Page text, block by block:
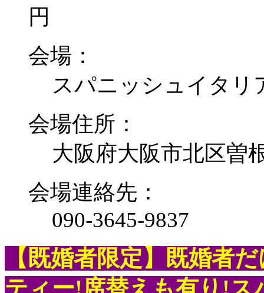
円
会場：
スパニッシュイタリ
会場住所：
大阪府大阪市北区曽
会場連絡先：
090-3645-9837
【既婚者限定】既婚者
ティー!席替えも有り!